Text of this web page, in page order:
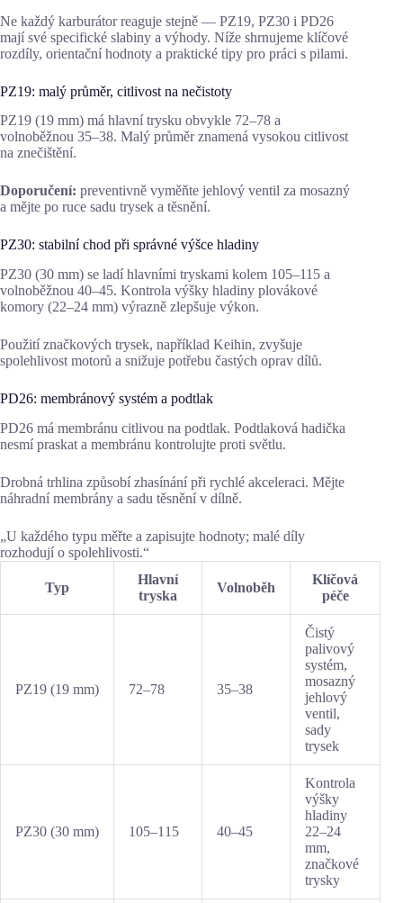
Ne každý karburátor reaguje stejně — PZ19, PZ30 i PD26
mají své specifické slabiny a výhody. Níže shrnujeme klíčové
rozdíly, orientační hodnoty a praktické tipy pro práci s pilami.
PZ19: malý průměr, citlivost na nečistoty
PZ19 (19 mm) má hlavní trysku obvykle 72–78 a
volnoběžnou 35–38. Malý průměr znamená vysokou citlivost
na znečištění.
Doporučení: preventivně vyměňte jehlový ventil za mosazný
a mějte po ruce sadu trysek a těsnění.
PZ30: stabilní chod při správné výšce hladiny
PZ30 (30 mm) se ladí hlavními tryskami kolem 105–115 a
volnoběžnou 40–45. Kontrola výšky hladiny plovákové
komory (22–24 mm) výrazně zlepšuje výkon.
Použití značkových trysek, například Keihin, zvyšuje
spolehlivost motorů a snižuje potřebu častých oprav dílů.
PD26: membránový systém a podtlak
PD26 má membránu citlivou na podtlak. Podtlaková hadička
nesmí praskat a membránu kontrolujte proti světlu.
Drobná trhlina způsobí zhasínání při rychlé akceleraci. Mějte
náhradní membrány a sadu těsnění v dílně.
„U každého typu měřte a zapisujte hodnoty; malé díly
rozhodují o spolehlivosti.“
Typ
Hlavní
tryska
Volnoběh
Klíčová
péče
PZ19 (19 mm) 72–78 35–38
Čistý
palivový
systém,
mosazný
jehlový
ventil,
sady
trysek
PZ30 (30 mm) 105–115 40–45
Kontrola
výšky
hladiny
22–24
mm,
značkové
trysky